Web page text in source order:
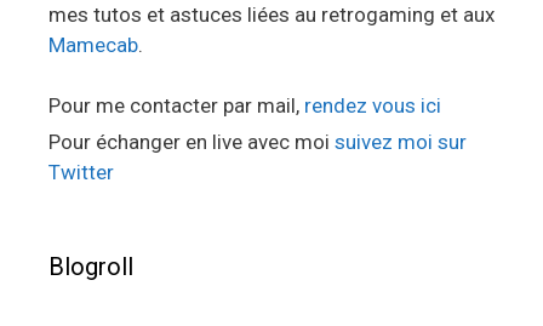
mes tutos et astuces liées au retrogaming et aux
Mamecab.
Pour me contacter par mail, rendez vous ici
Pour échanger en live avec moi suivez moi sur
Twitter
Blogroll